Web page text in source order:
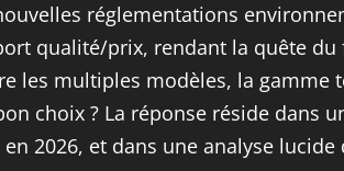
réglementations
qualité/prix, rendant la quête
les multiples modèles, la gamme
choix ? La réponse réside dans
2026, et dans une analyse